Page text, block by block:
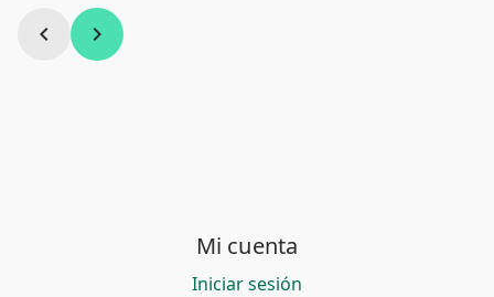
chevron_left chevron_right
Mi cuenta
Iniciar sesión